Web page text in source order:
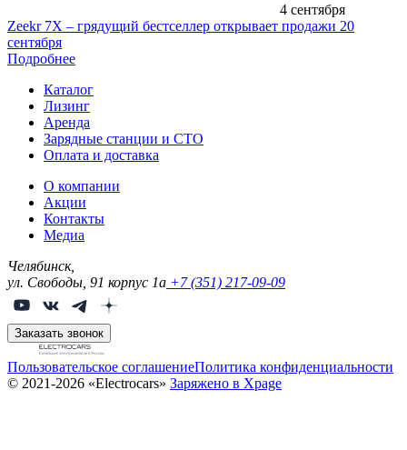
4 сентября
Zeekr 7X – грядущий бестселлер открывает продажи 20
сентября
Подробнее
Каталог
Лизинг
Аренда
Зарядные станции и СТО
Оплата и доставка
О компании
Акции
Контакты
Медиа
Челябинск,
ул. Свободы, 91 корпус 1а +7 (351) 217-09-09
Заказать звонок
Пользовательское соглашениеПолитика конфиденциальности
© 2021-2026 «Electrocars» Заряжено в Xpage